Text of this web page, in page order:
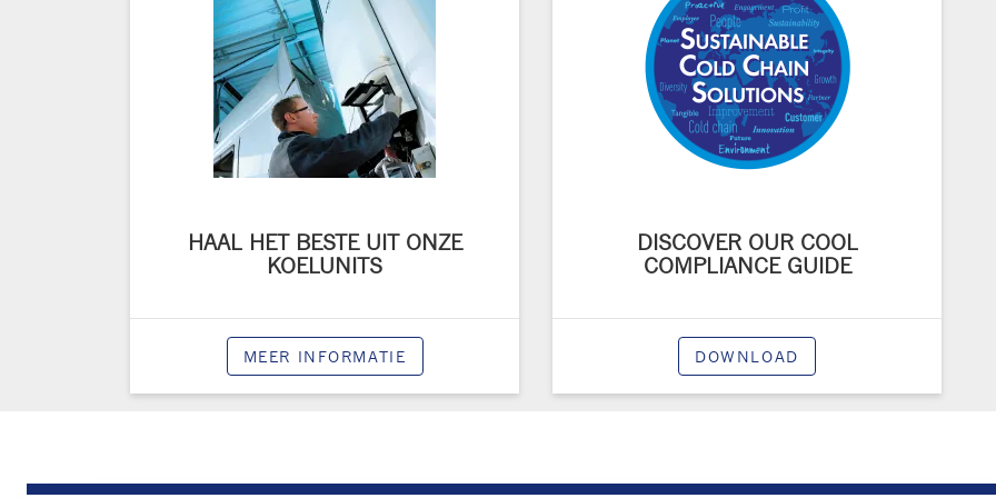
HAAL HET BESTE UIT ONZE
KOELUNITS
MEER INFORMATIE
DISCOVER OUR COOL
COMPLIANCE GUIDE
DOWNLOAD